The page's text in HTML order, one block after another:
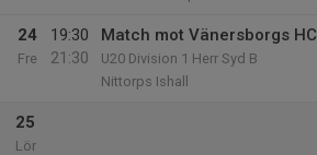
24
Fre
19:30
21:30
Match mot Vänersborgs HC
U20 Division 1 Herr Syd B
Nittorps Ishall
25
Lör